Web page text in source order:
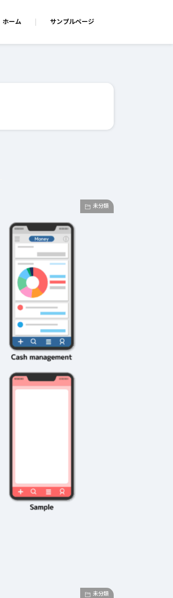
ホーム サンプルページ
2026年3月23日 #
ガチャ運がアップする
かも？モンストの都市
伝説を解明！
未分類
未分類